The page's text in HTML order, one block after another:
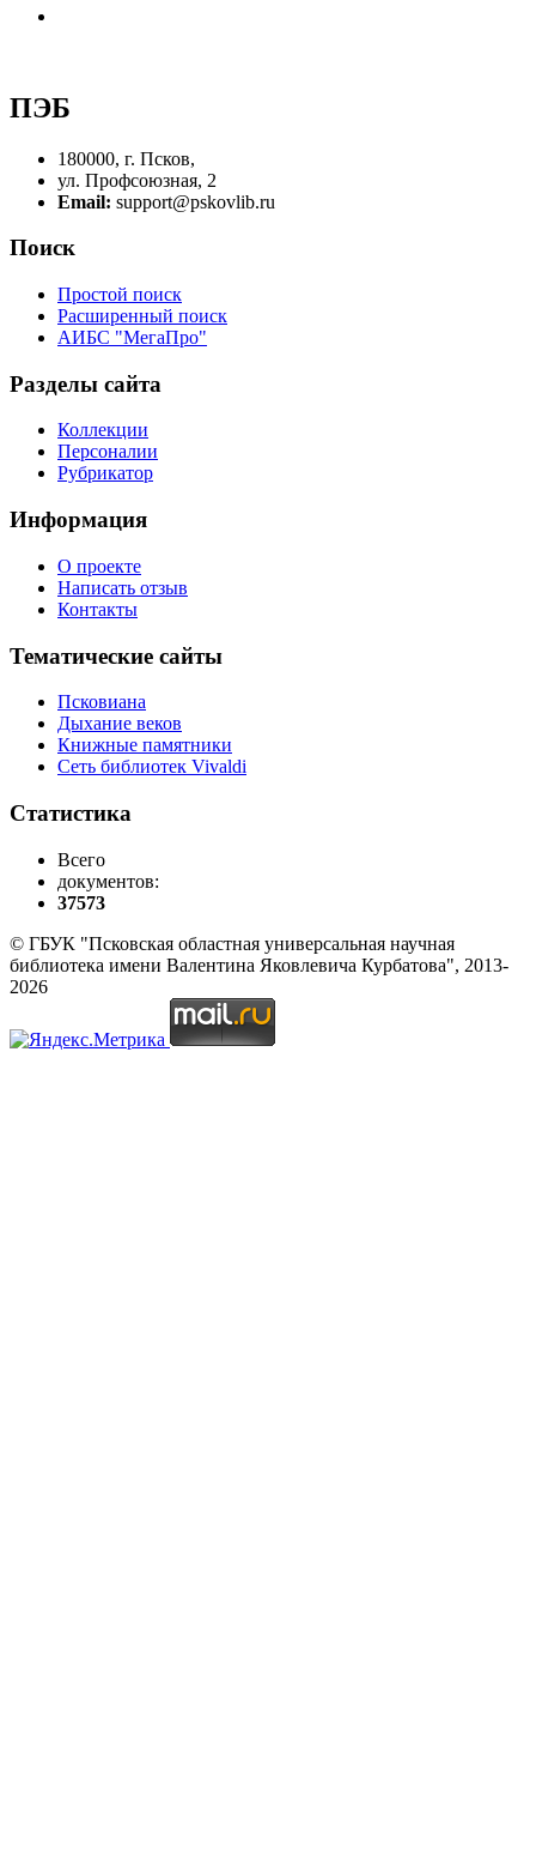
ПЭБ
180000, г. Псков,
ул. Профсоюзная, 2
Email: support@pskovlib.ru
Поиск
Простой поиск
Расширенный поиск
АИБС "МегаПро"
Разделы сайта
Коллекции
Персоналии
Рубрикатор
Информация
О проекте
Написать отзыв
Контакты
Тематические сайты
Псковиана
Дыхание веков
Книжные памятники
Сеть библиотек Vivaldi
Статистика
Всего
документов:
37573
© ГБУК "Псковская областная универсальная научная
библиотека имени Валентина Яковлевича Курбатова", 2013-
2026